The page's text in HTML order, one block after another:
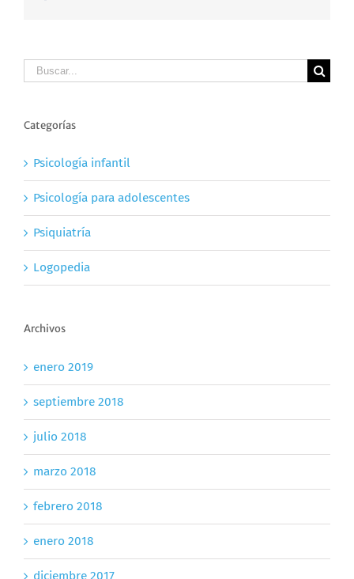
Buscar
Categorías
Psicología infantil
Psicología para adolescentes
Psiquiatría
Logopedia
Archivos
enero 2019
septiembre 2018
julio 2018
marzo 2018
febrero 2018
enero 2018
diciembre 2017